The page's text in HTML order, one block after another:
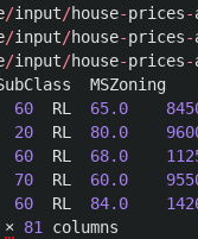
/input/house-prices-
/input/house-prices-
/input/house-prices-
MSZoning
60 RL 65.0
20 RL 80.0
60 RL 68.0
70 RL 60.0
60 RL 84.0
× 81 columns